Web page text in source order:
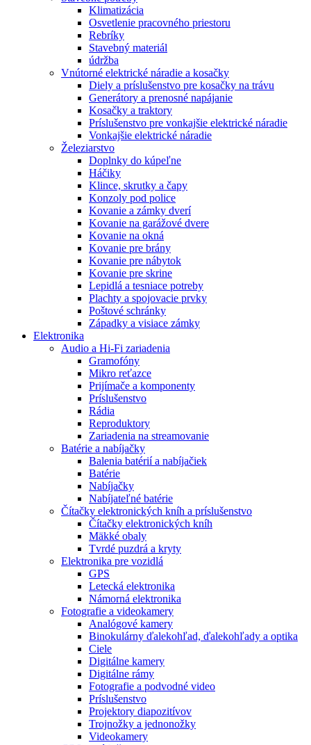
Klimatizácia
Osvetlenie pracovného priestoru
Rebríky
Stavebný materiál
údržba
Vnútorné elektrické náradie a kosačky
Diely a príslušenstvo pre kosačky na trávu
Generátory a prenosné napájanie
Kosačky a traktory
Príslušenstvo pre vonkajšie elektrické náradie
Vonkajšie elektrické náradie
Železiarstvo
Doplnky do kúpeľne
Háčiky
Klince, skrutky a čapy
Konzoly pod police
Kovanie a zámky dverí
Kovanie na garážové dvere
Kovanie na okná
Kovanie pre brány
Kovanie pre nábytok
Kovanie pre skrine
Lepidlá a tesniace potreby
Plachty a spojovacie prvky
Poštové schránky
Západky a visiace zámky
Elektronika
Audio a Hi-Fi zariadenia
Gramofóny
Mikro reťazce
Prijímače a komponenty
Príslušenstvo
Rádia
Reproduktory
Zariadenia na streamovanie
Batérie a nabíjačky
Balenia batérií a nabíjačiek
Batérie
Nabíjačky
Nabíjateľné batérie
Čítačky elektronických kníh a príslušenstvo
Čítačky elektronických kníh
Mäkké obaly
Tvrdé puzdrá a kryty
Elektronika pre vozidlá
GPS
Letecká elektronika
Námorná elektronika
Fotografie a videokamery
Analógové kamery
Binokulárny ďalekohľad, ďalekohľady a optika
Ciele
Digitálne kamery
Digitálne rámy
Fotografie a podvodné video
Príslušenstvo
Projektory diapozitívov
Trojnožky a jednonožky
Videokamery